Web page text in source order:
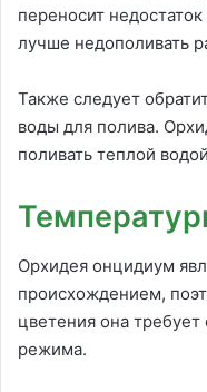
переносит
лучше недополивать
Также следует
воды для полива.
поливать теплой
Орхидея онцидиум
происхождением,
цветения она
режима.